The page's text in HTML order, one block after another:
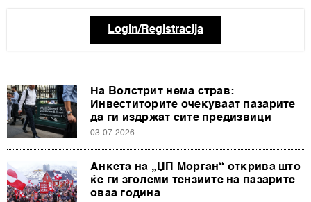
Login/Registracija
На Волстрит нема страв:
Инвеститорите очекуваат пазарите
да ги издржат сите предизвици
03.07.2026
Анкета на „ЏП Морган“ открива што
ќе ги зголеми тензиите на пазарите
оваа година